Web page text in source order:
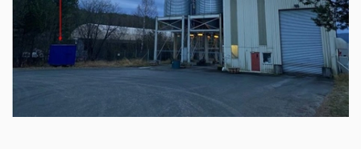
Ny kontainer i Kongsberg